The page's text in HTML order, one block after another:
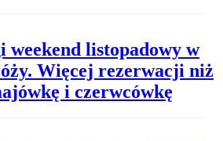
weekend listopadowy w
Więcej rezerwacji niż
i czerwcówkę